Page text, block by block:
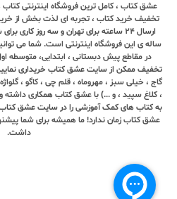
عشق کتاب ، کامل ترین فروشگاه اینترنتی
تخفیف خرید کتاب ، تجربه ای لذت بخش از خرید
ارسال ٢٤ ساعته برای تهران و سه روز
ساله ی این فروشگاه اینترنتی است. شما می
در مقاطع پیش دبستانی ، ابتدایی، متوسطه
تخفیف ممکن از سایت عشق کتاب خریداری
گاج ، خیلی سبز ، مهروماه ، قلم چی ، کاگو ،
، کلاغ سپید ، و ...) با عشق کتاب همکاری داشته
به کتاب های کمک آموزشی را در سایت عشق
عشق کتاب زمان ندارد! ما همیشه برای شما
داشت.